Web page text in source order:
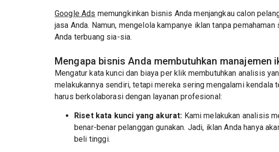
Google Ads memungkinkan bisnis Anda menjangkau calon
jasa Anda. Namun, mengelola kampanye iklan tanpa
Anda terbuang sia-sia.
Mengapa bisnis Anda membutuhkan manajemen
Mengatur kata kunci dan biaya per klik membutuhkan analisis
melakukannya sendiri, tetapi mereka sering mengalami kendala
harus berkolaborasi dengan layanan profesional:
Riset kata kunci yang akurat: Kami melakukan analisis
benar-benar pelanggan gunakan. Jadi, iklan Anda hanya
beli tinggi.